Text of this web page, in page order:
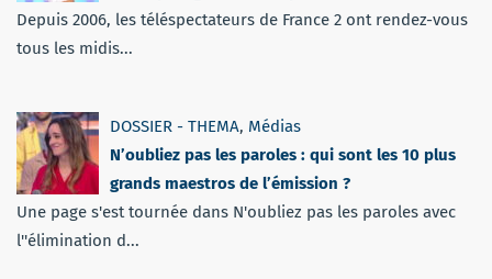
Depuis 2006, les téléspectateurs de France 2 ont rendez-vous
tous les midis...
DOSSIER - THEMA, Médias
N’oubliez pas les paroles : qui sont les 10 plus
grands maestros de l’émission ?
Une page s'est tournée dans N'oubliez pas les paroles avec
l''élimination d...